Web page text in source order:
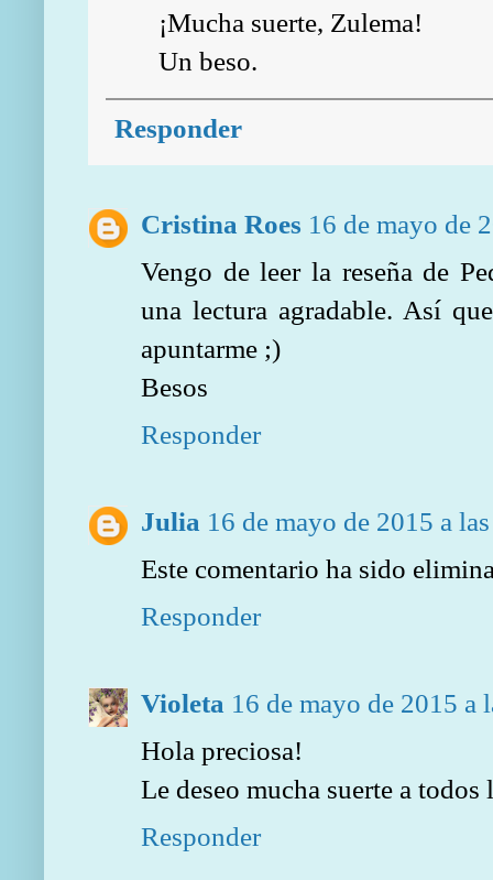
¡Mucha suerte, Zulema!
Un beso.
Responder
Cristina Roes 16 de mayo de
Vengo de leer la reseña de
una lectura agradable. Así
apuntarme ;)
Besos
Responder
Julia 16 de mayo de 2015 a
Este comentario ha sido
Responder
Violeta 16 de mayo de 2015 a
Hola preciosa!
Le deseo mucha suerte a todos
Responder